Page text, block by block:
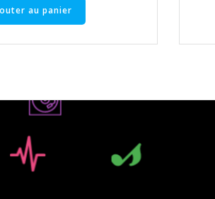
au panier